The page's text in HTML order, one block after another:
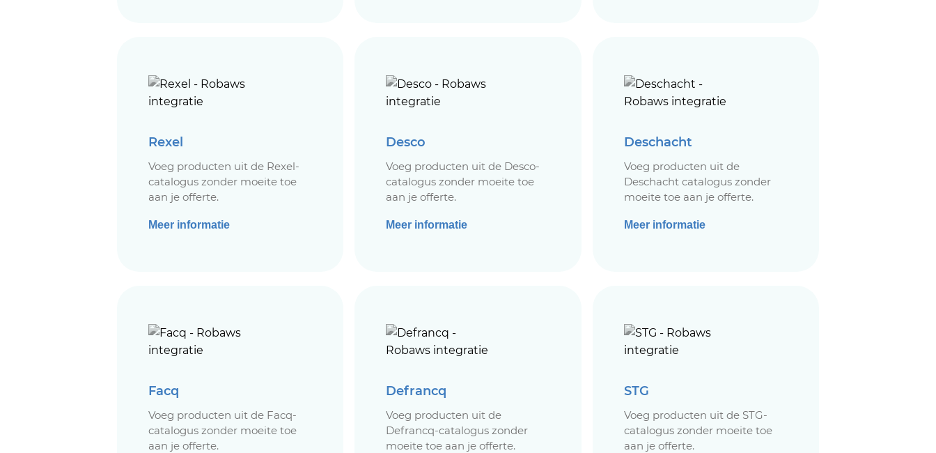
Rexel
Voeg producten uit de Rexel-
catalogus zonder moeite toe
aan je offerte.
Meer informatie
Desco
Voeg producten uit de Desco-
catalogus zonder moeite toe
aan je offerte.
Meer informatie
Deschacht
Voeg producten uit de
Deschacht catalogus zonder
moeite toe aan je offerte.
Meer informatie
Facq
Voeg producten uit de Facq-
catalogus zonder moeite toe
aan je offerte.
Defrancq
Voeg producten uit de
Defrancq-catalogus zonder
moeite toe aan je offerte.
STG
Voeg producten uit de STG-
catalogus zonder moeite toe
aan je offerte.